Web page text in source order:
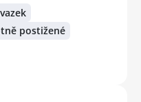
postižené